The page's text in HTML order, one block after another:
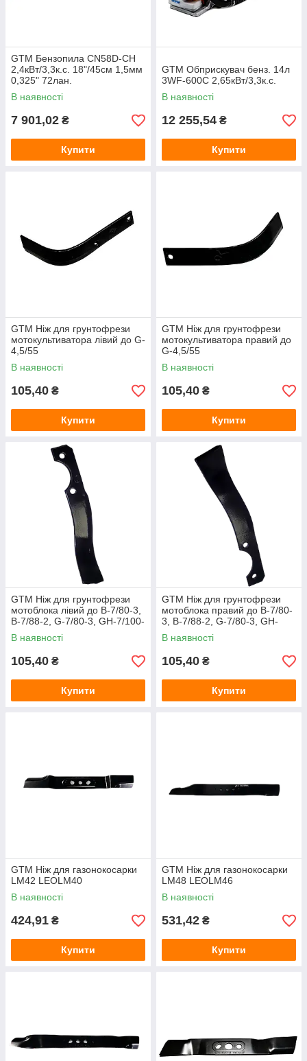
GTM Бензопила CN58D-CH
2,4кВт/3,3к.с. 18"/45см 1,5мм
0,325" 72лан.
В наявності
7 901,02 ₴
Купити
GTM Обприскувач бенз. 14л
3WF-600C 2,65кВт/3,3к.с.
В наявності
12 255,54 ₴
Купити
GTM Ніж для грунтофрези
мотокультиватора лівий до G-
4,5/55
В наявності
105,40 ₴
Купити
GTM Ніж для грунтофрези
мотокультиватора правий до
G-4,5/55
В наявності
105,40 ₴
Купити
GTM Ніж для грунтофрези
мотоблока лівий до B-7/80-3,
B-7/88-2, G-7/80-3, GH-7/100-
3, GH-7/100-4, B-7/80-4
В наявності
105,40 ₴
Купити
GTM Ніж для грунтофрези
мотоблока правий до B-7/80-
3, B-7/88-2, G-7/80-3, GH-
7/100-3, GH-7/100-4, B-7/80-4
В наявності
105,40 ₴
Купити
GTM Ніж для газонокосарки
LM42 LEOLM40
В наявності
424,91 ₴
Купити
GTM Ніж для газонокосарки
LM48 LEOLM46
В наявності
531,42 ₴
Купити